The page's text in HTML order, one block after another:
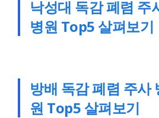
낙성대 독감 폐렴 주
병원 Top5 살펴보기
방배 독감 폐렴 주사
원 Top5 살펴보기